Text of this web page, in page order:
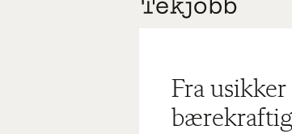
Fra
bærekraftig